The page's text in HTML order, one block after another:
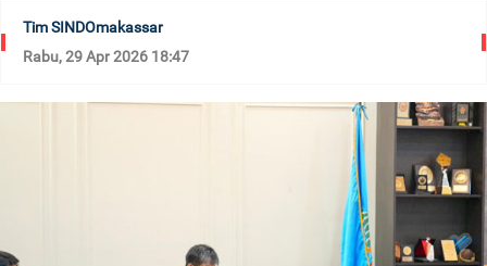
Tim SINDOmakassar
Rabu, 29 Apr 2026 18:47